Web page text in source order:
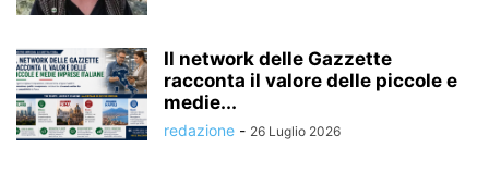
Il network delle Gazzette
racconta il valore delle piccole e
medie...
redazione - 26 Luglio 2026